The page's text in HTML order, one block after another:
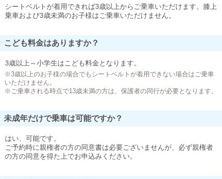
シートベルトが着用できれば3歳以上からご乗車いただけます。膝上
乗車および3歳未満のお子様はご乗車いただけません。
こども料金はありますか？
3歳以上～小学生はこども料金となります。
※3歳以上のお子様の場合でもシートベルトが着用できない場合はご乗車
いただけません。
※ご乗車される時点で13歳未満の方は、保護者の同行が必要となります。
未成年だけで乗車は可能ですか？
はい、可能です。
ご予約時に親権者の方の同意書は必要ございませんが、必ず親権者
の方の同意を得た上でお申込みください。